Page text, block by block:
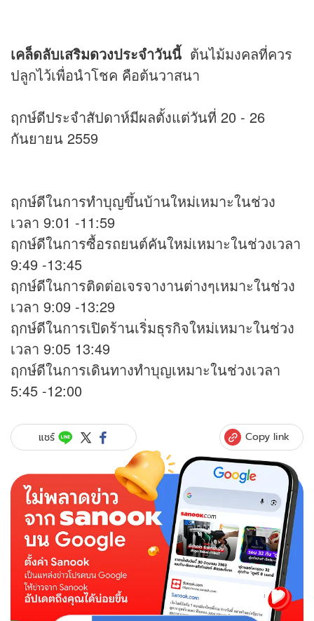
เคล็ดลับเสริมดวงประจำวันนี้ ต้นไม้มงคลที่ควร
ปลูกไว้เพื่อนำโชค คือต้นวาสนา
ฤกษ์ดีประจำสัปดาห์มีผลตั้งแต่วันที่ 20 - 26
กันยายน 2559
ฤกษ์ดีในการทำบุญขึ้นบ้านใหม่เหมาะในช่วง
เวลา 9:01 -11:59
ฤกษ์ดีในการซื้อรถยนต์คันใหม่เหมาะในช่วงเวลา
9:49 -13:45
ฤกษ์ดีในการติดต่อเจรจางานต่างๆเหมาะในช่วง
เวลา 9:09 -13:29
ฤกษ์ดีในการเปิดร้านเริ่มธุรกิจใหม่เหมาะในช่วง
เวลา 9:05 13:49
ฤกษ์ดีในการเดินทางทำบุญเหมาะในช่วงเวลา
5:45 -12:00
แชร์ Copy link